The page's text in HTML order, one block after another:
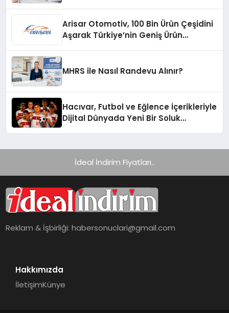
Arisar Otomotiv, 100 Bin Ürün Çeşidini
Aşarak Türkiye’nin Geniş Ürün
MHRS ile Nasıl Randevu Alınır?
Hacıvar, Futbol ve Eğlence İçerikleriyle
Dijital Dünyada Yeni Bir Soluk
İdeal İndirim Fiyatları..
Reklam & İşbirliği:habersonuclari@gmail.com
Hakkımızda
İletişimKünye